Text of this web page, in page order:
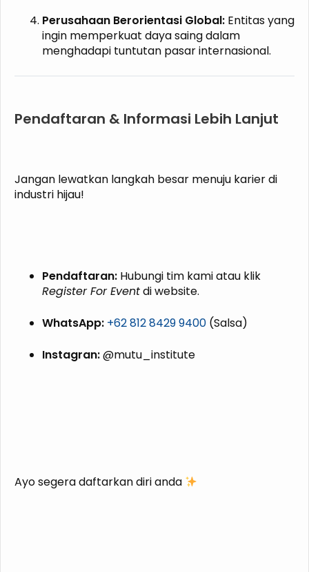
Perusahaan Berorientasi Global: Entitas yang
ingin memperkuat daya saing dalam
menghadapi tuntutan pasar internasional.
Pendaftaran & Informasi Lebih Lanjut
Jangan lewatkan langkah besar menuju karier di
industri hijau!
Pendaftaran: Hubungi tim kami atau klik
Register For Eventdi website.
WhatsApp: +62 812 8429 9400 (Salsa)
Instagran:@mutu_institute
Ayo segera daftarkan diri anda